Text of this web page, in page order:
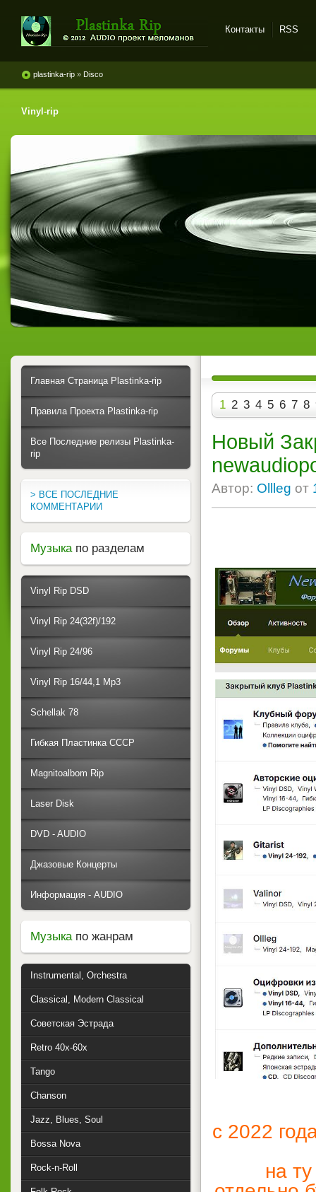
винила и магнитоальбомов
Контакты RSS
plastinka-rip » Disco
Vinyl-rip
1 2 3 4 5 6 7 8
Новый
Автор: Ollleg от
с 2022
на
Главная Страница Plastinka-rip
Правила Проекта Plastinka-rip
Все Последние релизы Plastinka-
rip
> ВСЕ ПОСЛЕДНИЕ
КОММЕНТАРИИ
Музыка по разделам
Vinyl Rip DSD
Vinyl Rip 24(32f)/192
Vinyl Rip 24/96
Vinyl Rip 16/44,1 Mp3
Schellak 78
Гибкая Пластинка СССР
Magnitoalbom Rip
Laser Disk
DVD - AUDIO
Джазовые Концерты
Информация - AUDIO
Музыкапо жанрам
Instrumental, Orchestra
Classical, Modern Classical
Советская Эстрада
Retro 40x-60x
Tango
Chanson
Jazz, Blues, Soul
Bossa Nova
Rock-n-Roll